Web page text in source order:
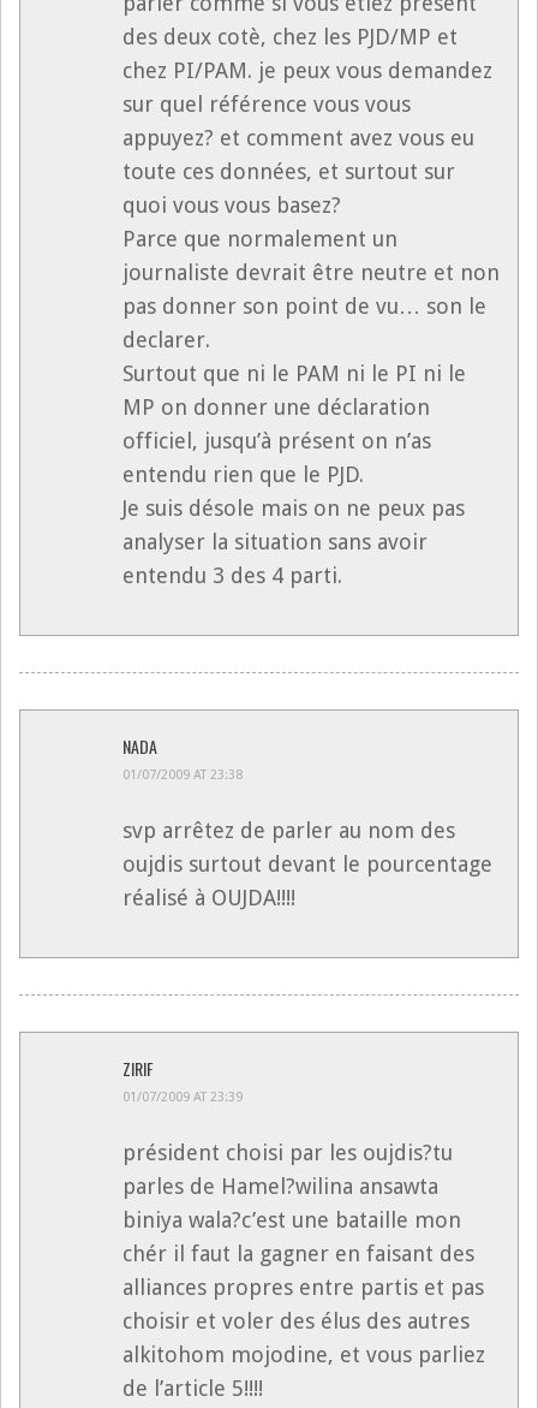
des deux cotè, chez les PJD/MP et
chez PI/PAM. je peux vous demandez
sur quel référence vous vous
appuyez? et comment avez vous eu
toute ces données, et surtout sur
quoi vous vous basez?
Parce que normalement un
journaliste devrait être neutre et non
pas donner son point de vu… son le
declarer.
Surtout que ni le PAM ni le PI ni le
MP on donner une déclaration
officiel, jusqu’à présent on n’as
entendu rien que le PJD.
Je suis désole mais on ne peux pas
analyser la situation sans avoir
entendu 3 des 4 parti.
NADA
01/07/2009 AT 23:38
svp arrêtez de parler au nom des
oujdis surtout devant le pourcentage
réalisé à OUJDA!!!!
ZIRIF
01/07/2009 AT 23:39
président choisi par les oujdis?tu
parles de Hamel?wilina ansawta
biniya wala?c’est une bataille mon
chér il faut la gagner en faisant des
alliances propres entre partis et pas
choisir et voler des élus des autres
alkitohom mojodine, et vous parliez
de l’article 5!!!!